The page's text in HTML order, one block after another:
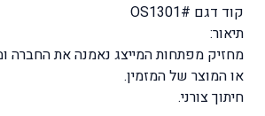
קוד דגם #OS1301
תיאור:
מחזיק מפתחות המייצג נאמנה את החברה
או המוצר של המזמין.
חיתוך צורני.